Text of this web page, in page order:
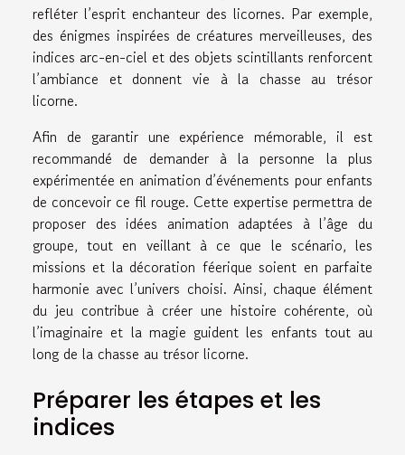
refléter l’esprit enchanteur des licornes. Par exemple,
des énigmes inspirées de créatures merveilleuses, des
indices arc-en-ciel et des objets scintillants renforcent
l’ambiance et donnent vie à la chasse au trésor
licorne.
Afin de garantir une expérience mémorable, il est
recommandé de demander à la personne la plus
expérimentée en animation d’événements pour enfants
de concevoir ce fil rouge. Cette expertise permettra de
proposer des idées animation adaptées à l’âge du
groupe, tout en veillant à ce que le scénario, les
missions et la décoration féerique soient en parfaite
harmonie avec l’univers choisi. Ainsi, chaque élément
du jeu contribue à créer une histoire cohérente, où
l’imaginaire et la magie guident les enfants tout au
long de la chasse au trésor licorne.
Préparer les étapes et les
indices